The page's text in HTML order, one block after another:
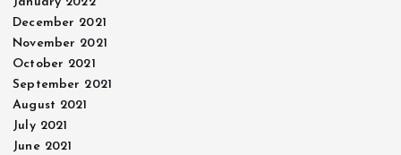
December 2021
November 2021
October 2021
September 2021
August 2021
July 2021
June 2021